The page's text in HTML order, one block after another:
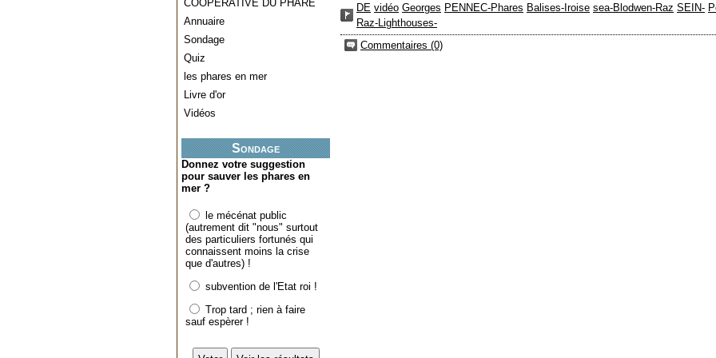
COOPERATIVE DU PHARE
Annuaire
Sondage
Quiz
les phares en mer
Livre d'or
Vidéos
Sondage
Donnez votre suggestion
pour sauver les phares en
mer ?
le mécénat public
(autrement dit "nous" surtout
des particuliers fortunés qui
connaissent moins la crise
que d'autres) !
subvention de l'Etat roi !
Trop tard ; rien à faire
sauf espèrer !
DE vidéo Georges PENNEC-Phares Balises-Iroise sea-Blodwen-Raz SEIN-
Raz-Lighthouses-
Commentaires (0)